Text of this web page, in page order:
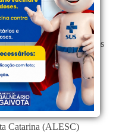
as emendas
que contribui de forma
dos serviços
de Balneário Gaivota.
(PL)
Catarina (ALESC)